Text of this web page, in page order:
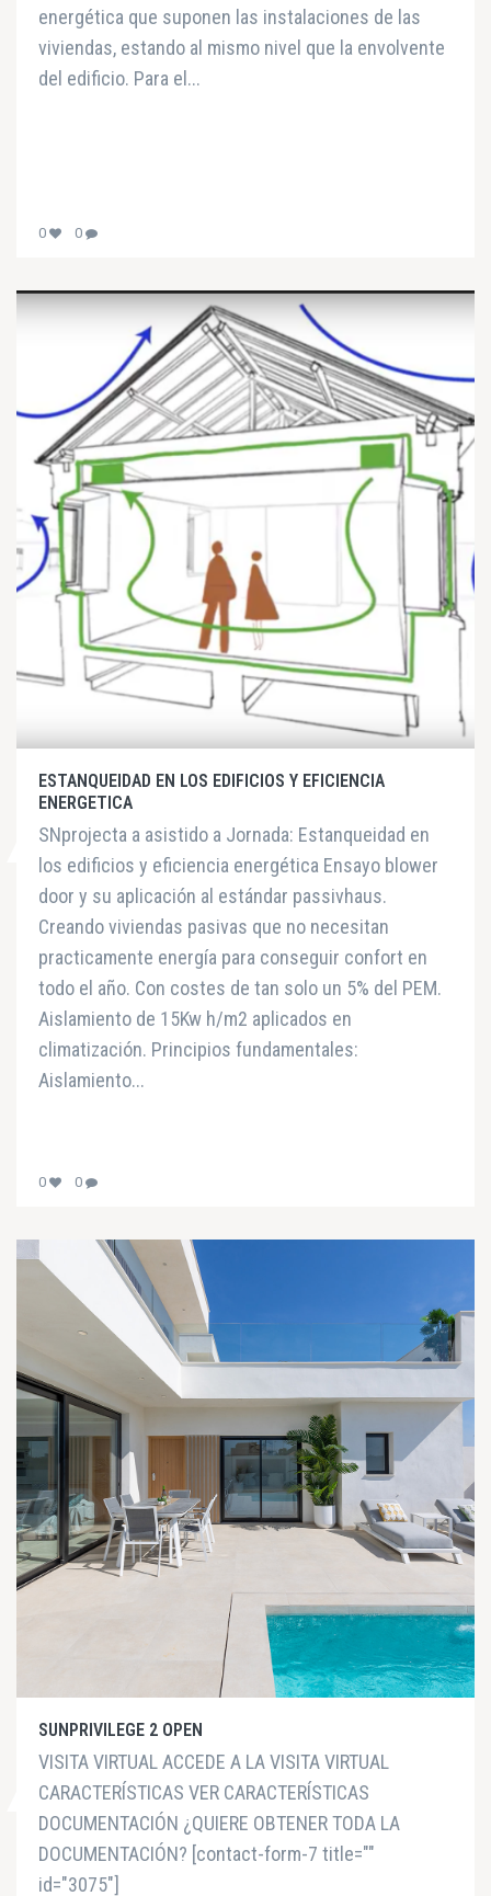
energética que suponen las instalaciones de las
viviendas, estando al mismo nivel que la envolvente
del edificio. Para el...
0 0
ESTANQUEIDAD EN LOS EDIFICIOS Y EFICIENCIA
ENERGETICA
SNprojecta a asistido a Jornada: Estanqueidad en
los edificios y eficiencia energética Ensayo blower
door y su aplicación al estándar passivhaus.
Creando viviendas pasivas que no necesitan
practicamente energía para conseguir confort en
todo el año. Con costes de tan solo un 5% del PEM.
Aislamiento de 15Kw h/m2 aplicados en
climatización. Principios fundamentales:
Aislamiento...
0 0
SUNPRIVILEGE 2 OPEN
VISITA VIRTUAL ACCEDE A LA VISITA VIRTUAL
CARACTERÍSTICAS VER CARACTERÍSTICAS
DOCUMENTACIÓN ¿QUIERE OBTENER TODA LA
DOCUMENTACIÓN? [contact-form-7 title=""
id="3075"]